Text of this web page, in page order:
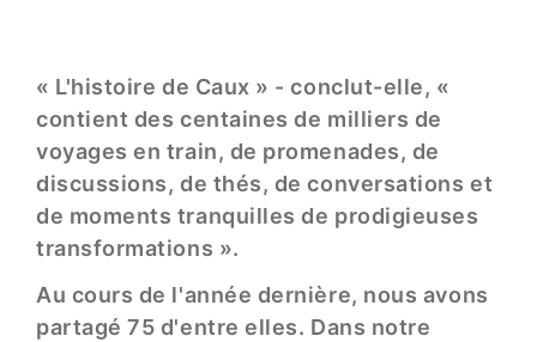
« L'histoire de Caux » - conclut-elle, «
contient des centaines de milliers de
voyages en train, de promenades, de
discussions, de thés, de conversations et
de moments tranquilles de prodigieuses
transformations ».
Au cours de l'année dernière, nous avons
partagé 75 d'entre elles. Dans notre